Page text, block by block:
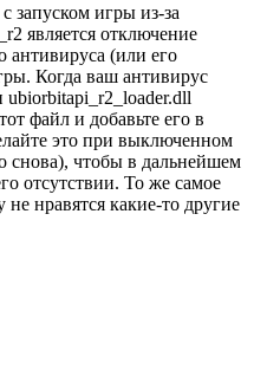
игры из-за
является отключение
антивируса (или его
Когда ваш антивирус
ubiorbitapi_r2_loader.dll
файл и добавьте его в
это при выключенном
снова), чтобы в дальнейшем
отсутствии. То же самое
не нравятся какие-то другие